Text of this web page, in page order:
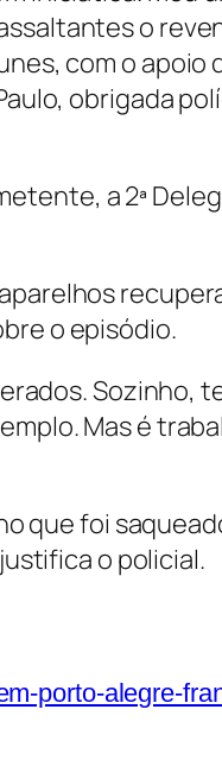
o
com o apoio
obrigada
a 2ª
o episódio.
Mas é
que foi
o policial.
porto-alegre-